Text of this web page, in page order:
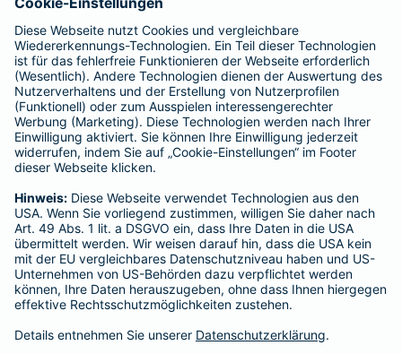
Barmenia ist Teil der BarmeniaGothaer
BELIEBTE SEITEN
Kranken-Zusatzversicherung
Tierversicherungen
Haftpflichtversicherung
Hausratversicherung
Adresse ändern
Schaden melden
Kilometerstandsmeldung
Serviceübersicht